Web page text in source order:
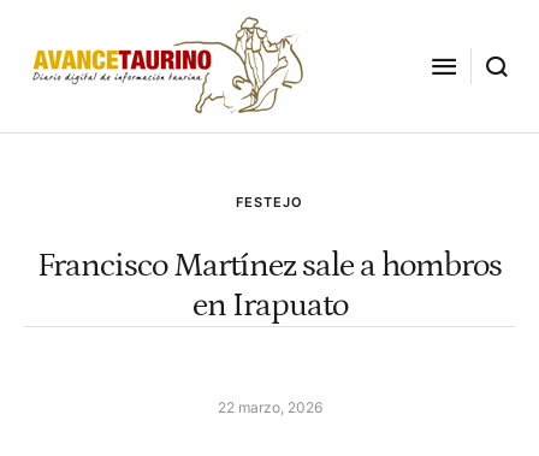
FESTEJO
Francisco Martínez sale a hombros
en Irapuato
22 marzo, 2026